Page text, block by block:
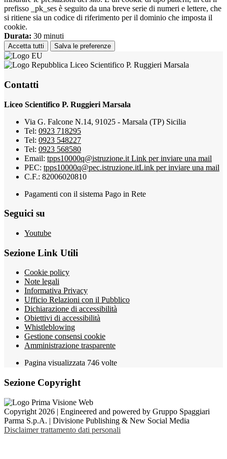
prefisso _pk_ses è seguito da una breve serie di numeri e lettere, che
si ritiene sia un codice di riferimento per il dominio che imposta il
cookie.
Durata: 30 minuti
Accetta tutti Salva le preferenze
Liceo Scientifico P. Ruggieri Marsala
Contatti
Liceo Scientifico P. Ruggieri Marsala
Via G. Falcone N.14, 91025 - Marsala (TP) Sicilia
Tel: 0923 718295
Tel: 0923 548227
Tel: 0923 568580
Email: tpps10000q@istruzione.it Link per inviare una mail
PEC: tpps10000q@pec.istruzione.itLink per inviare una mail
C.F.: 82006020810
Pagamenti con il sistema Pago in Rete
Seguici su
Youtube
Sezione Link Utili
Cookie policy
Note legali
Informativa Privacy
Ufficio Relazioni con il Pubblico
Dichiarazione di accessibilità
Obiettivi di accessibilità
Whistleblowing
Gestione consensi cookie
Amministrazione trasparente
Pagina visualizzata 746 volte
Sezione Copyright
Copyright 2026 | Engineered and powered by Gruppo Spaggiari
Parma S.p.A. | Divisione Publishing & New Social Media
Disclaimer trattamento dati personali